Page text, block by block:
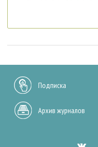
Подписка
Архив журналов